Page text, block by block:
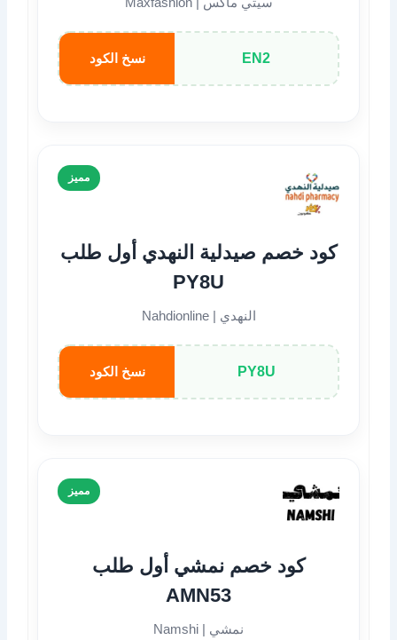
EN2 نسخ الكود
مميز
كود خصم صيدلية النهدي أول طلب
PY8U
النهدي | Nahdionline
PY8U نسخ الكود
مميز
كود خصم نمشي أول طلب
AMN53
نمشي | Namshi